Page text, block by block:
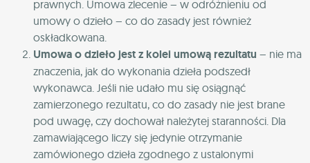
prawnych. Umowa zlecenie – w odróżnieniu od
umowy o dzieło – co do zasady jest również
oskładkowana.
Umowa o dzieło jest z kolei umową rezultatu – nie ma
znaczenia, jak do wykonania dzieła podszedł
wykonawca. Jeśli nie udało mu się osiągnąć
zamierzonego rezultatu, co do zasady nie jest brane
pod uwagę, czy dochował należytej staranności. Dla
zamawiającego liczy się jedynie otrzymanie
zamówionego dzieła zgodnego z ustalonymi